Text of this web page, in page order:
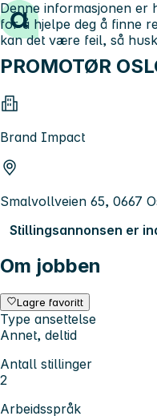
Hopp til innhold
PROMOTØR
Brand Impact
Smalvollveien 65, 0667
Stillingsannonsen er
Om jobben
Lagre favoritt
Type ansettelse
Annet, deltid
Antall stillinger
2
Arbeidsspråk
Denne informasjonen er
for å hjelpe deg å finne
kan det være feil, så